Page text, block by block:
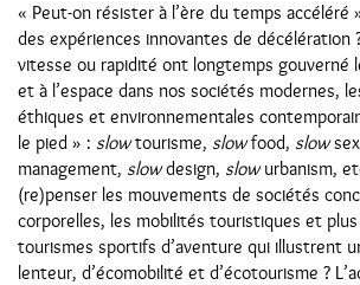
« Peut-on résister à l’ère du temps
des expériences innovantes de décélération
vitesse ou rapidité ont longtemps gouverné
et à l’espace dans nos sociétés modernes,
éthiques et environnementales
le pied » : slowtourisme, slowfood, slow
management, slowdesign, slowurbanism,
(re)penser les mouvements de sociétés
corporelles, les mobilités touristiques et
tourismes sportifs d’aventure qui illustrent
lenteur, d’écomobilité et d’écotourisme ?